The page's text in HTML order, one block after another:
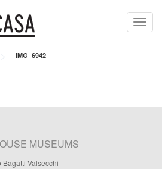
IMG_6942
MUSEUMS
Bagatti Valsecchi